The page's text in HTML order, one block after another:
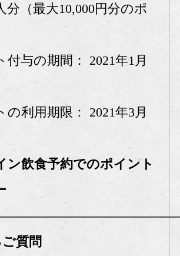
分（最大10,000円分のポ
与の期間： 2021年1月
利用期限： 2021年3月
飲食予約でのポイント
質問